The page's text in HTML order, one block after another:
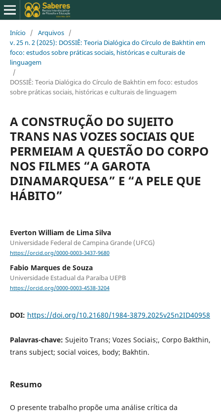
Início / Arquivos /
v. 25 n. 2 (2025): DOSSIÊ: Teoria Dialógica do Círculo de Bakhtin em
foco: estudos sobre práticas sociais, históricas e culturais de
linguagem
/
DOSSIÊ: Teoria Dialógica do Círculo de Bakhtin em foco: estudos
sobre práticas sociais, históricas e culturais de linguagem
A CONSTRUÇÃO DO SUJEITO
TRANS NAS VOZES SOCIAIS QUE
PERMEIAM A QUESTÃO DO CORPO
NOS FILMES “A GAROTA
DINAMARQUESA” E “A PELE QUE
HÁBITO”
Everton William de Lima Silva
Universidade Federal de Campina Grande (UFCG)
https://orcid.org/0000-0003-3437-9680
Fabio Marques de Souza
Universidade Estadual da Paraíba UEPB
https://orcid.org/0000-0003-4538-3204
DOI: https://doi.org/10.21680/1984-3879.2025v25n2ID40958
Palavras-chave: Sujeito Trans; Vozes Sociais;, Corpo Bakthin,
trans subject; social voices, body; Bakhtin.
Resumo
O presente trabalho propõe uma análise crítica da